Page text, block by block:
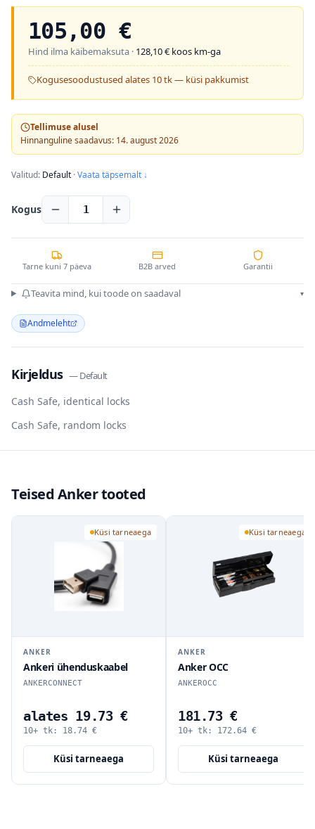
105,00 €
Hind ilma käibemaksuta · 128,10€ koos km-ga
Kogusesoodustused alates 10 tk — küsi pakkumist
Tellimuse alusel
Hinnanguline saadavus: 14. august 2026
Valitud: Default ·Vaata täpsemalt ↓
Kogus 1
Tarne kuni 7 päeva B2B arved Garantii
Teavita mind, kui toode on saadaval ▾
Andmeleht
Kirjeldus —Default
Cash Safe, identical locks
Cash Safe, random locks
Teised Anker tooted
Küsi tarneaega
ANKER
Ankeri ühenduskaabel
ANKERCONNECT
alates 19.73 €
10+ tk: 18.74 €
Küsi tarneaega
Küsi tarneaega
ANKER
Anker OCC
ANKEROCC
181.73 €
10+ tk: 172.64 €
Küsi tarneaega